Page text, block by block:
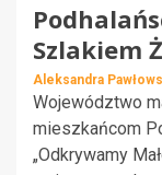
Szlakiem
Aleksandra
Województwo
mieszkańcom
„Odkrywamy